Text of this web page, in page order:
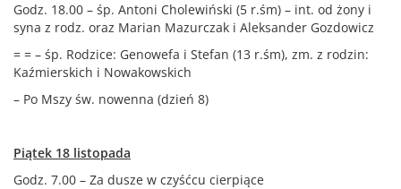
Godz. 18.00 – śp. Antoni Cholewiński (5 r.śm) – int. od żony i
syna z rodz. oraz Marian Mazurczak i Aleksander Gozdowicz
= = – śp. Rodzice: Genowefa i Stefan (13 r.śm), zm. z rodzin:
Kaźmierskich i Nowakowskich
– Po Mszy św. nowenna (dzień 8)
Piątek 18 listopada
Godz. 7.00 – Za dusze w czyśćcu cierpiące